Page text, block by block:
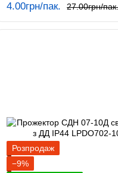
27.00грн/пак.
4.00грн/пак.
Розпродаж
−9%